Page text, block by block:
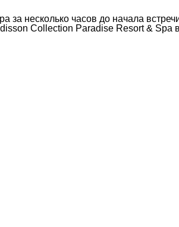
за несколько часов до начала
Collection Paradise Resort & Spa